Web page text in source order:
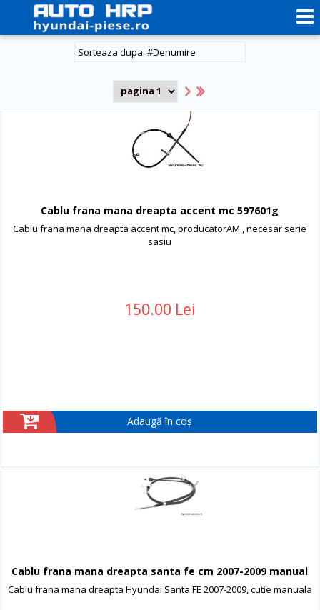
#Denumire
Cablu frana mana dreapta accent mc 597601g
Cablu frana mana dreapta accent mc, producatorAM , necesar serie
sasiu
150.00 Lei
Adaugă în coș
Cablu frana mana dreapta santa fe cm 2007-2009 manual
Cablu frana mana dreapta Hyundai Santa FE 2007-2009, cutie manuala